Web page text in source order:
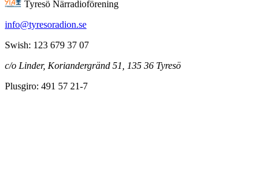
Tyresö Närradioförening
info@tyresoradion.se
Swish: 123 679 37 07
c/o Linder, Koriandergränd 51, 135 36 Tyresö
Plusgiro: 491 57 21-7